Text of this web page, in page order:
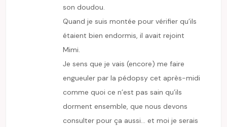
son doudou.
Quand je suis montée pour vérifier qu’ils
étaient bien endormis, il avait rejoint
Mimi.
Je sens que je vais (encore) me faire
engueuler par la pédopsy cet après-midi
comme quoi ce n’est pas sain qu’ils
dorment ensemble, que nous devons
consulter pour ça aussi… et moi je serais